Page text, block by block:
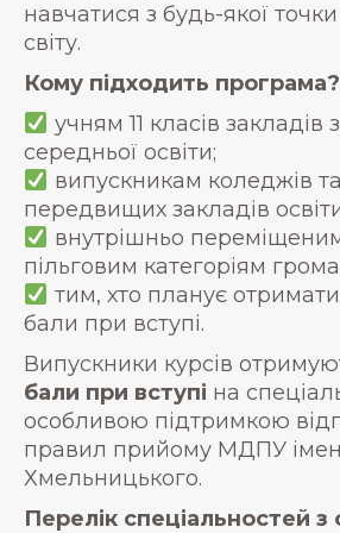
навчатися з будь-якої
світу.
Кому підходить програма?
учням 11 класів закладів
середньої освіти;
випускникам коледжів
передвищих закладів
внутрішньо
пільговим категоріям
тим, хто планує
бали при вступі.
Випускники курсів
бали при вступі на
особливою підтримкою
правил прийому МДПУ
Хмельницького.
Перелік спеціальностей